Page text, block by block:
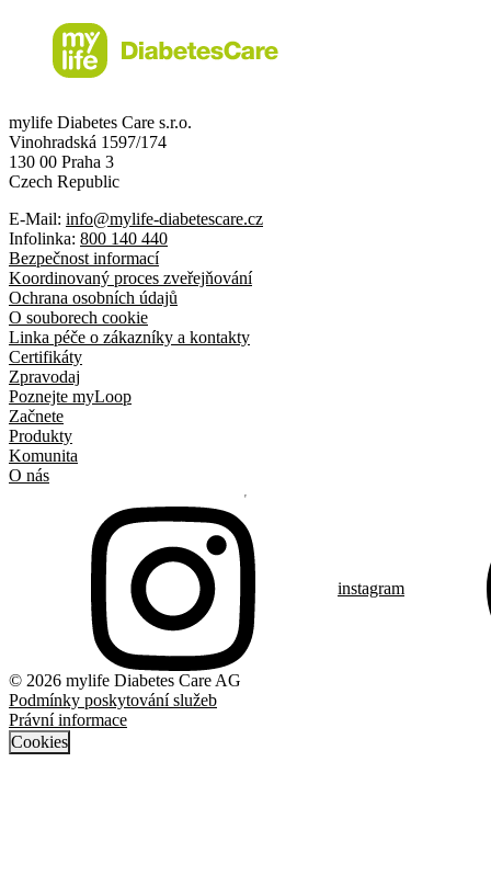
mylife Diabetes Care s.r.o.
Vinohradská 1597/174
130 00 Praha 3
Czech Republic
E-Mail: info@mylife-diabetescare.cz
Infolinka: 800 140 440
Bezpečnost informací
Koordinovaný proces zveřejňování
Ochrana osobních údajů
O souborech cookie
Linka péče o zákazníky a kontakty
Certifikáty
Zpravodaj
Poznejte myLoop
Začnete
Produkty
Komunita
O nás
instagram
© 2026 mylife Diabetes Care AG
Podmínky poskytování služeb
Právní informace
Cookies